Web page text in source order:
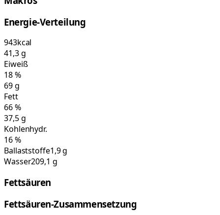
Energie-Verteilung
943kcal
41,3g
Eiweiß
18%
69g
Fett
66%
37,5g
Kohlenhydr.
16%
Ballaststoffe1,9 g
Wasser209,1 g
Fettsäuren
Fettsäuren-Zusammensetzung